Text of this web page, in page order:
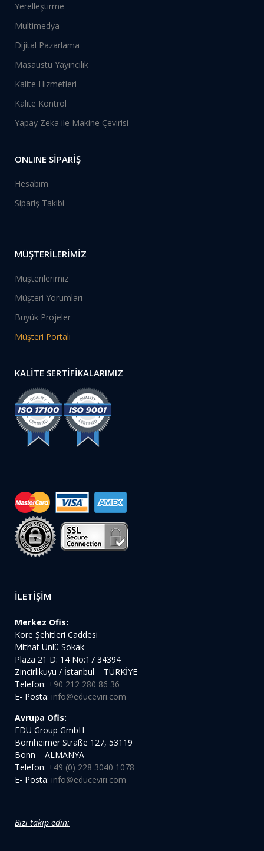
Yerelleştirme
Multimedya
Dijital Pazarlama
Masaüstü Yayıncılık
Kalite Hizmetleri
Kalite Kontrol
Yapay Zeka ile Makine Çevirisi
ONLINE SİPARİŞ
Hesabım
Sipariş Takibi
MÜŞTERİLERİMİZ
Müşterilerimiz
Müşteri Yorumları
Büyük Projeler
Müşteri Portalı
KALİTE SERTİFİKALARIMIZ
İLETİŞİM
Merkez Ofis:
Kore Şehitleri Caddesi
Mithat Ünlü Sokak
Plaza 21 D: 14 No:17 34394
Zincirlikuyu / İstanbul – TÜRKİYE
Telefon: +90 212 280 86 36
E- Posta: info@educeviri.com
Avrupa Ofis:
EDU Group GmbH
Bornheimer Straße 127, 53119
Bonn – ALMANYA
Telefon: +49 (0) 228 3040 1078
E- Posta: info@educeviri.com
Bizi takip edin: